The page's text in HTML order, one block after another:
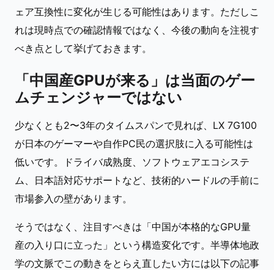
ェア互換性に変化が生じる可能性はあります。ただしこ
れは現時点での確認情報ではなく、今後の動向を注視す
べき点として挙げておきます。
「中国産GPUが来る」は当面のゲー
ムチェンジャーではない
少なくとも2〜3年のタイムスパンで見れば、LX 7G100
が日本のゲーマーや自作PC民の選択肢に入る可能性は
低いです。ドライバ成熟度、ソフトウェアエコシステ
ム、日本語対応サポートなど、技術的ハードルの手前に
市場参入の壁があります。
そうではなく、注目すべきは「中国が本格的なGPU量
産の入り口に立った」という構造変化です。半導体地政
学の文脈でこの動きをとらえ直したい方には以下の記事